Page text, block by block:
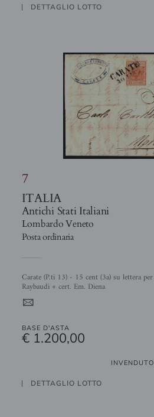
DETTAGLIO LOTTO
7
ITALIA
Antichi Stati Italiani
Lombardo Veneto
Posta ordinaria
Carate (P.ti 13) - 15 cent (3a) su lettera per Morbegno del 20.7.1850 -
Raybaudi + cert. Em. Diena
4
BASE D'ASTA
€ 1.200,00
INVENDUTO
DETTAGLIO LOTTO